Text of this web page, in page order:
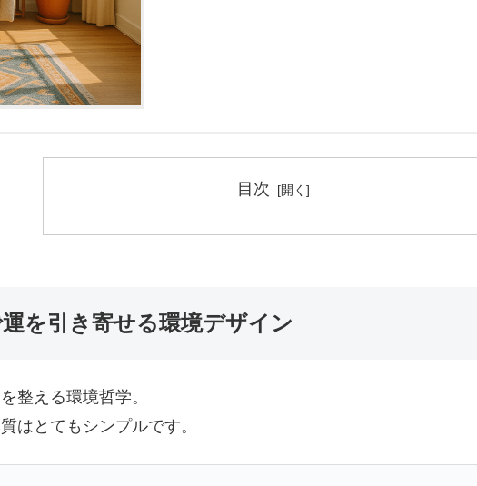
目次
を引き寄せる環境デザイン
整える環境哲学。
はとてもシンプルです。